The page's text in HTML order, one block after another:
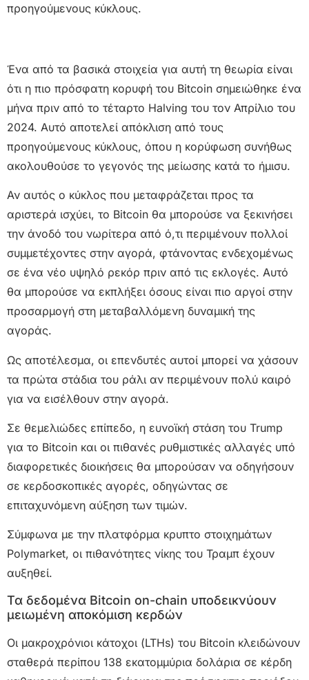
προηγούμενους κύκλους.
Ένα από τα βασικά στοιχεία για αυτή τη θεωρία είναι
ότι η πιο πρόσφατη κορυφή του Bitcoin σημειώθηκε ένα
μήνα πριν από το τέταρτο Halving του τον Απρίλιο του
2024. Αυτό αποτελεί απόκλιση από τους
προηγούμενους κύκλους, όπου η κορύφωση συνήθως
ακολουθούσε το γεγονός της μείωσης κατά το ήμισυ.
Αν αυτός ο κύκλος που μεταφράζεται προς τα
αριστερά ισχύει, το Bitcoin θα μπορούσε να ξεκινήσει
την άνοδό του νωρίτερα από ό,τι περιμένουν πολλοί
συμμετέχοντες στην αγορά, φτάνοντας ενδεχομένως
σε ένα νέο υψηλό ρεκόρ πριν από τις εκλογές. Αυτό
θα μπορούσε να εκπλήξει όσους είναι πιο αργοί στην
προσαρμογή στη μεταβαλλόμενη δυναμική της
αγοράς.
Ως αποτέλεσμα, οι επενδυτές αυτοί μπορεί να χάσουν
τα πρώτα στάδια του ράλι αν περιμένουν πολύ καιρό
για να εισέλθουν στην αγορά.
Σε θεμελιώδες επίπεδο, η ευνοϊκή στάση του Trump
για το Bitcoin και οι πιθανές ρυθμιστικές αλλαγές υπό
διαφορετικές διοικήσεις θα μπορούσαν να οδηγήσουν
σε κερδοσκοπικές αγορές, οδηγώντας σε
επιταχυνόμενη αύξηση των τιμών.
Σύμφωνα με την πλατφόρμα κρυπτο στοιχημάτων
Polymarket, οι πιθανότητες νίκης του Τραμπ έχουν
αυξηθεί.
Τα δεδομένα Bitcoin on-chain υποδεικνύουν
μειωμένη αποκόμιση κερδών
Οι μακροχρόνιοι κάτοχοι (LTHs) του Bitcoin κλειδώνουν
σταθερά περίπου 138 εκατομμύρια δολάρια σε κέρδη